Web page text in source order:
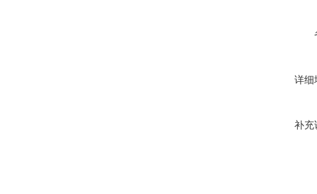
详细
补充